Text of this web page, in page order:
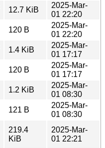
12.7 KiB
2025-Mar-
01 22:20
120 B
2025-Mar-
01 22:20
1.4 KiB
2025-Mar-
01 17:17
120 B
2025-Mar-
01 17:17
1.2 KiB
2025-Mar-
01 08:30
121 B
2025-Mar-
01 08:30
219.4
KiB
2025-Mar-
01 22:21